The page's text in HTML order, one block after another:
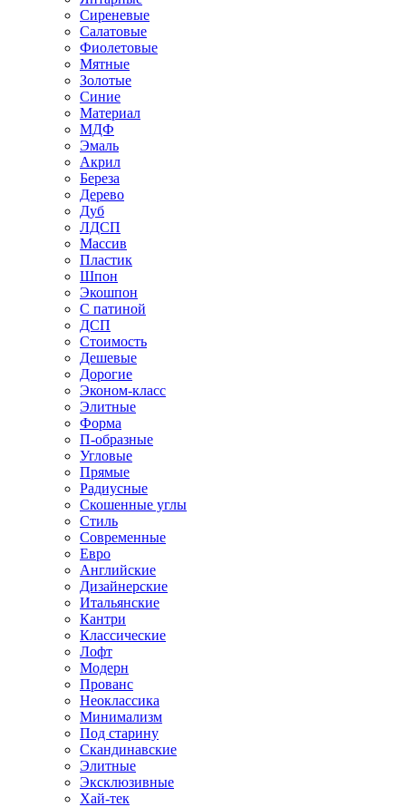
Сиреневые
Салатовые
Фиолетовые
Мятные
Золотые
Синие
Материал
МДФ
Эмаль
Акрил
Береза
Дерево
Дуб
ЛДСП
Массив
Пластик
Шпон
Экошпон
С патиной
ДСП
Стоимость
Дешевые
Дорогие
Эконом-класс
Элитные
Форма
П-образные
Угловые
Прямые
Радиусные
Скошенные углы
Стиль
Современные
Евро
Английские
Дизайнерские
Итальянские
Кантри
Классические
Лофт
Модерн
Прованс
Неоклассика
Минимализм
Под старину
Скандинавские
Элитные
Эксклюзивные
Хай-тек